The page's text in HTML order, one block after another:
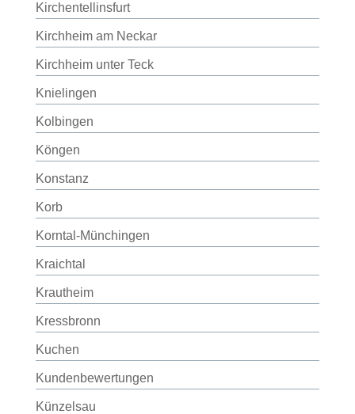
Kirchentellinsfurt
Kirchheim am Neckar
Kirchheim unter Teck
Knielingen
Kolbingen
Köngen
Konstanz
Korb
Korntal-Münchingen
Kraichtal
Krautheim
Kressbronn
Kuchen
Kundenbewertungen
Künzelsau